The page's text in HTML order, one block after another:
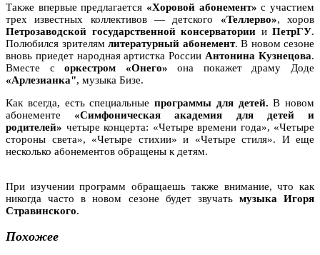
Также впервые предлагается «Хоровой абонемент» с участием
трех известных коллективов — детского «Теллерво», хоров
Петрозаводской государственной консерватории иПетрГУ.
Полюбился зрителям литературный абонемент. В новом сезоне
вновь приедет народная артистка России Антонина Кузнецова.
Вместе соркестром «Онего» она покажет драму Доде
«Арлезианка", музыка Бизе.
Как всегда, есть специальные программы для детей. В новом
абонементе«Симфоническая академия для детей и
родителей» четыре концерта: «Четыре времени года», «Четыре
стороны света», «Четыре стихии» и «Четыре стиля». И еще
несколько абонементов обращены к детям.
При изучении программ обращаешь также внимание, что как
никогда часто в новом сезоне будет звучать музыка Игоря
Стравинского.
Похожее